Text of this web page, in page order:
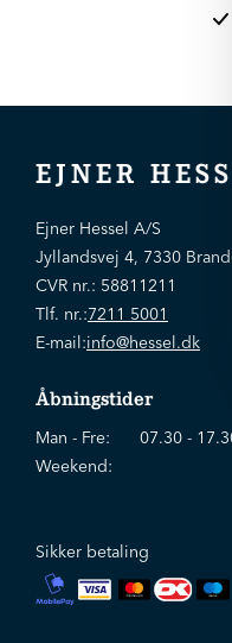
EJNER
Ejner Hessel A/S
Jyllandsvej 4, 7330
CVR nr.: 58811211
Tlf. nr.:7211 5001
E-mail:info@hessel.dk
Åbningstider
Man - Fre:
07.30 -
Weekend:
Sikker betaling